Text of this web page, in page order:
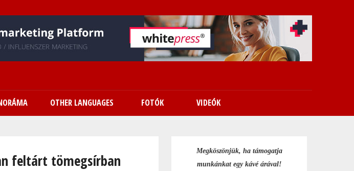
OTHER LANGUAGES FOTÓK VIDEÓK
feltárt tömegsírban
Megköszönjük, ha támogatja
munkánkat egy kávé árával!